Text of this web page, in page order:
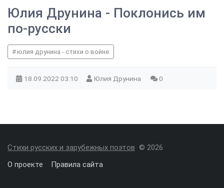
Юлия Друнина - Поклонись им
по-русски
юлия друнина - стихи о войне
18.09.2022 03:10 Юлия Друнина 0
Стихи русских и зарубежных поэтов © 2026
О проекте
Правила сайта